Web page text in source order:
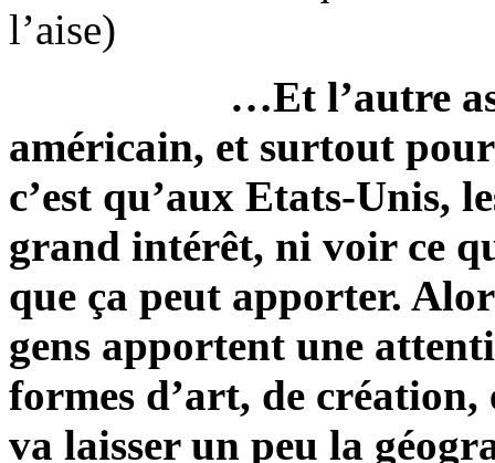
l’aise)
…Et l’autre
américain, et surtout
c’est qu’aux Etats-Unis,
grand intérêt, ni voir ce
que ça peut apporter.
gens apportent une
formes d’art, de
va laisser un peu la